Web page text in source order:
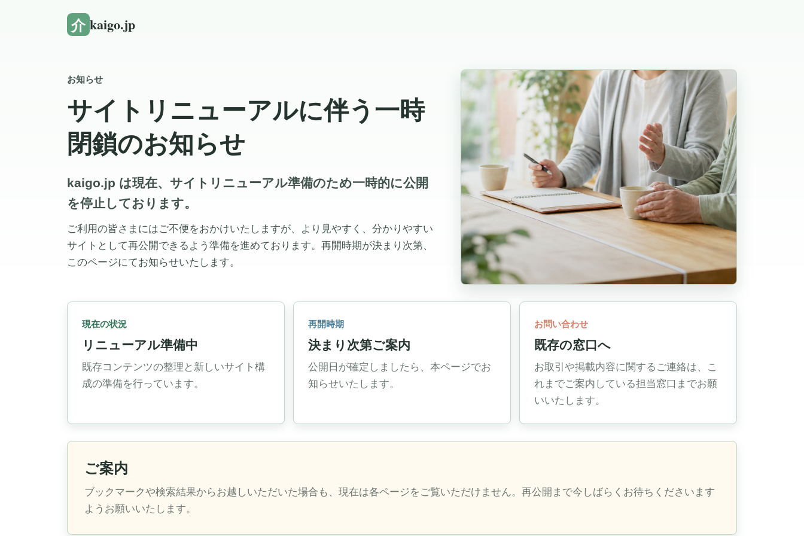
介 kaigo.jp
お知らせ
サイトリニューアルに伴う一時
閉鎖のお知らせ
kaigo.jp は現在、サイトリニューアル準備のため一時的に公開
を停止しております。
ご利用の皆さまにはご不便をおかけいたしますが、より見やすく、分かりやすい
サイトとして再公開できるよう準備を進めております。再開時期が決まり次第、
このページにてお知らせいたします。
現在の状況
リニューアル準備中
既存コンテンツの整理と新しいサイト構
成の準備を行っています。
再開時期
決まり次第ご案内
公開日が確定しましたら、本ページでお
知らせいたします。
お問い合わせ
既存の窓口へ
お取引や掲載内容に関するご連絡は、こ
れまでご案内している担当窓口までお願
いいたします。
ご案内
ブックマークや検索結果からお越しいただいた場合も、現在は各ページをご覧いただけません。再公開まで今しばらくお待ちくださいます
ようお願いいたします。